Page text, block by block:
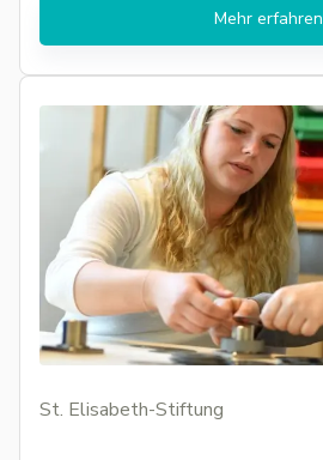
Mehr erfahren
St. Elisabeth-Stiftung